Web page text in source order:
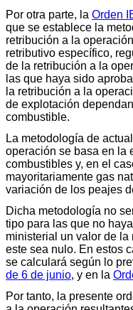
Por otra parte, la Orden
que se establece la
retribución a la
retributivo específico,
de la retribución a la
las que haya sido
la retribución a la
de explotación
combustible.
La metodología de
operación se basa en la
combustibles y, en el
mayoritariamente gas
variación de los peajes
Dicha metodología no
tipo para las que no
ministerial un valor de
este sea nulo. En estos
se calculará según lo
de 6 de junio, y en la
Por tanto, la presente